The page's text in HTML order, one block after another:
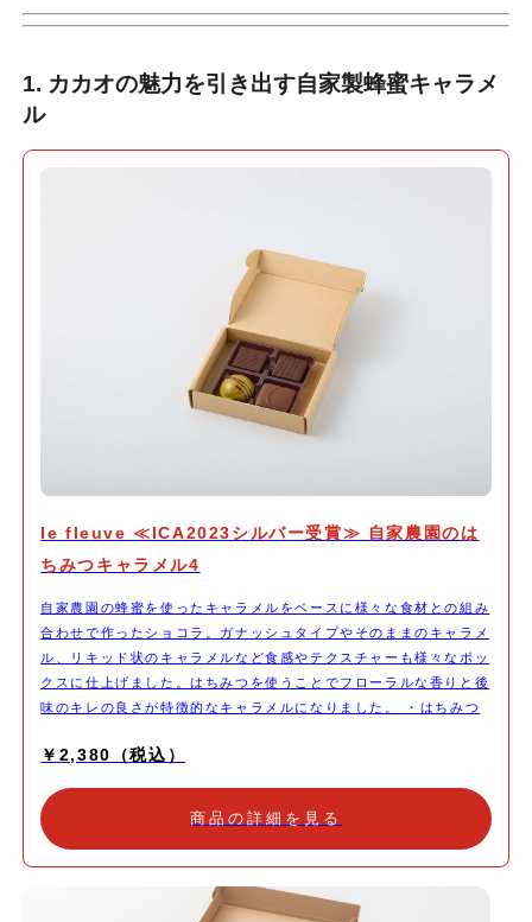
1. カカオの魅力を引き出す自家製蜂蜜キャラメ
ル
le fleuve ≪ICA2023シルバー受賞≫ 自家農園のは
ちみつキャラメル4
自家農園の蜂蜜を使ったキャラメルをベースに様々な食材との組み
合わせで作ったショコラ。ガナッシュタイプやそのままのキャラメ
ル、リキッド状のキャラメルなど食感やテクスチャーも様々なボッ
クスに仕上げました。はちみつを使うことでフローラルな香りと後
味のキレの良さが特徴的なキャラメルになりました。 ・はちみつ
て、より一層味わい深くなめらかなガナッシュに。 ・キャラメル
わらかな味わいに仕上げました。無花果の果肉部分のみを使いプチ
ッとした食感も。 ・ゆずはちみつキャラメル ゆずの香るキャラメ
ひと粒。 ⭐️ICA2023（ワールド）でシルバー受賞 ・はちみつキャ
￥2,380（税込）
商品の詳細を見る